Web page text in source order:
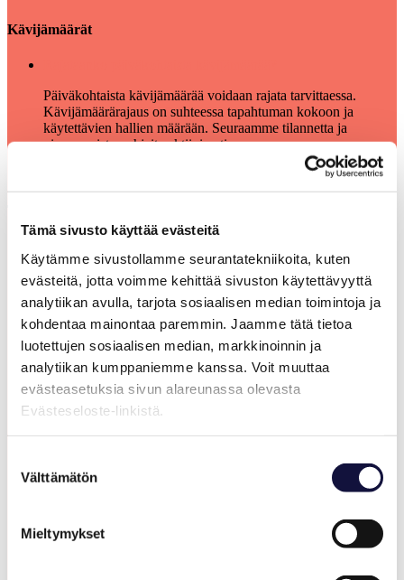
Tämä sivusto käyttää evästeitä
Käytämme sivustollamme seurantatekniikoita, kuten
evästeitä, jotta voimme kehittää sivuston käytettävyyttä
analytiikan avulla, tarjota sosiaalisen median toimintoja ja
kohdentaa mainontaa paremmin. Jaamme tätä tietoa
luotettujen sosiaalisen median, markkinoinnin ja
analytiikan kumppaniemme kanssa. Voit muuttaa
evästeasetuksia sivun alareunassa olevasta
Evästeseloste-linkistä.
valinta
Välttämätön
Mieltymykset
Kävijämäärät
Päiväkohtaista kävijämäärää voidaan rajata tarvittaessa.
Kävijämäärärajaus on suhteessa tapahtuman kokoon ja
käytettävien hallien määrään. Seuraamme tilannetta ja
viranomaisten ohjeita aktiivisesti.
Kyllä voit.
Onko mahdollista tarjota elintarvikkeita?
Messuosastolla on mahdollista tarjota elintarvikkeita.
Elintarvikkeista tulee ilmoittaa ravintoloitsija
Finnrestalle(vastuuvapauslomake)sekä tarvittaessa
suhteen on noudatettava elintarvikelainsäädäntöä ja yleisiä
hygieniaohjeita. Ilmoitusta ei tarvitse tehdä, mikäli kyseessä
Kyllä, elintarvikkeita saa tilata ravintoloitsija Finnrestalta.